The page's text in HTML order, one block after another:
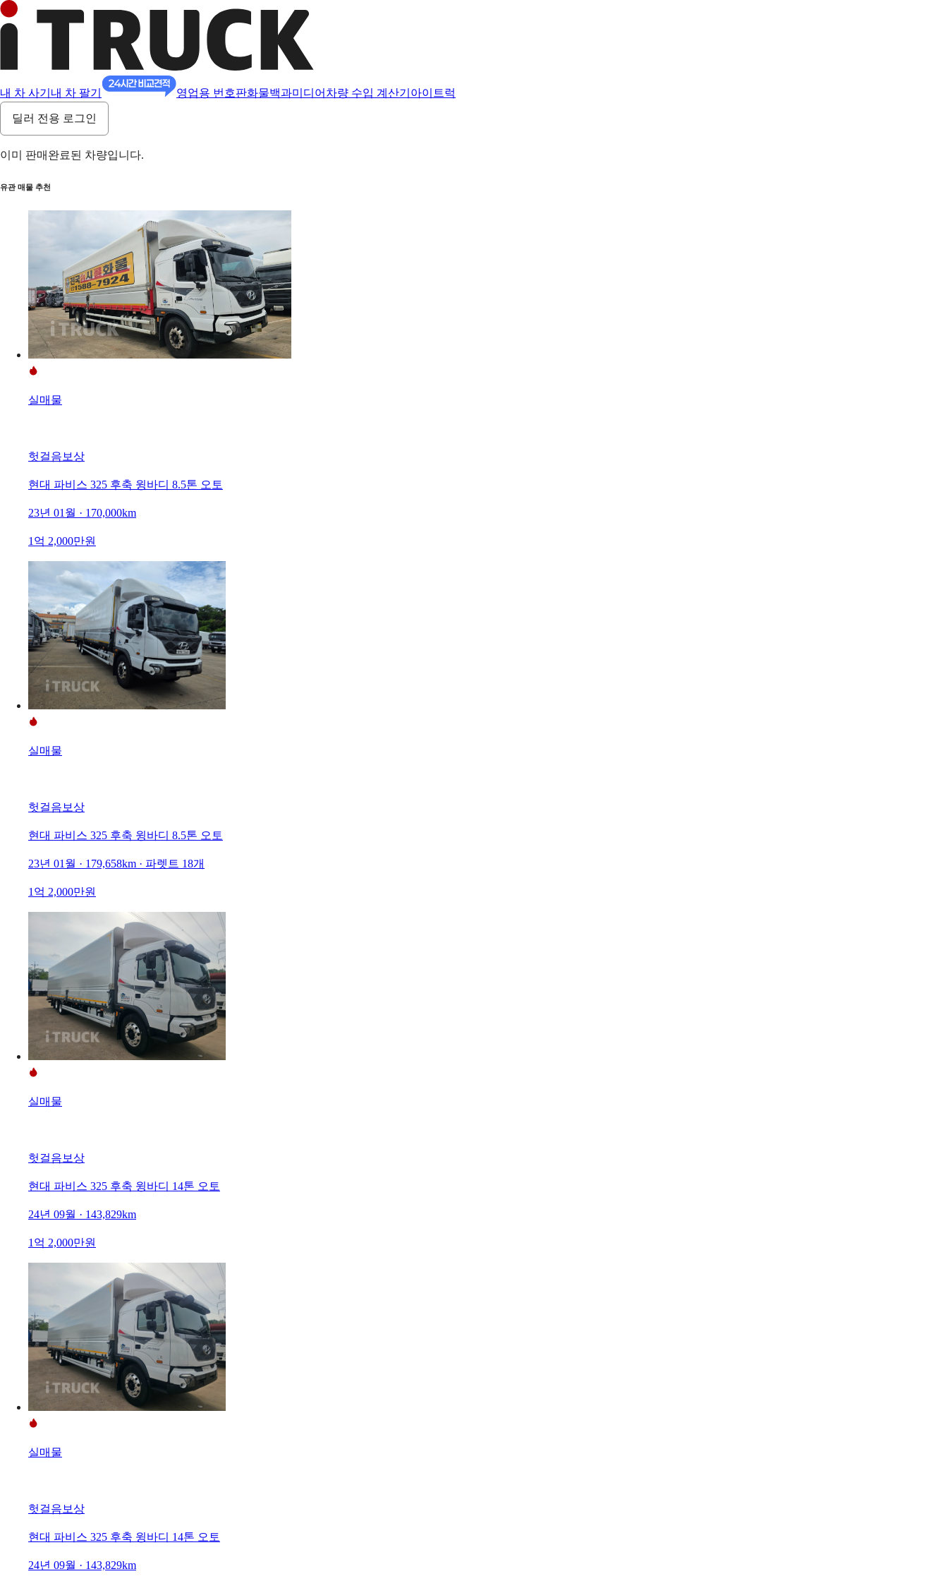
내 차 사기 내 차 팔기 영업용 번호판화물백과미디어 차량 수입 계산기 아이트럭
딜러 전용 로그인
이미 판매완료된 차량입니다.
유관 매물 추천
실매물
헛걸음보상
현대 파비스 325 후축 윙바디 8.5톤 오토
23년 01월 · 170,000km
1억 2,000만원
실매물
헛걸음보상
현대 파비스 325 후축 윙바디 8.5톤 오토
23년 01월 · 179,658km · 파렛트 18개
1억 2,000만원
실매물
헛걸음보상
현대 파비스 325 후축 윙바디 14톤 오토
24년 09월 · 143,829km
1억 2,000만원
실매물
헛걸음보상
현대 파비스 325 후축 윙바디 14톤 오토
24년 09월 · 143,829km